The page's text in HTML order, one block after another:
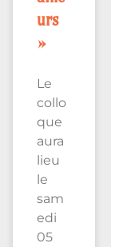
urs
»
Le
collo
que
aura
lieu
le
sam
edi
05